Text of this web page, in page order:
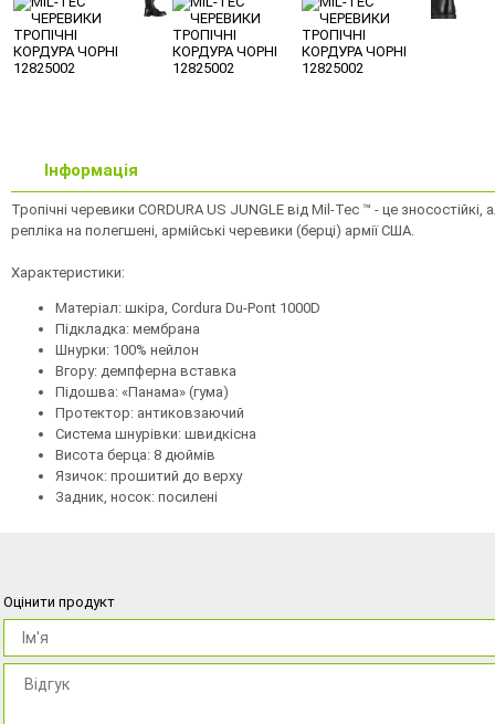
Інформація
Тропічні черевики CORDURA US JUNGLE від Mil-Tec ™ - це
репліка на полегшені, армійські черевики (берці) армії США.
Характеристики:
Матеріал: шкіра, Cordura Du-Pont 1000D
Підкладка: мембрана
Шнурки: 100% нейлон
Вгору: демпферна вставка
Підошва: «Панама» (гума)
Протектор: антиковзаючий
Система шнурівки: швидкісна
Висота берца: 8 дюймів
Язичок: прошитий до верху
Задник, носок: посилені
Оцінити продукт